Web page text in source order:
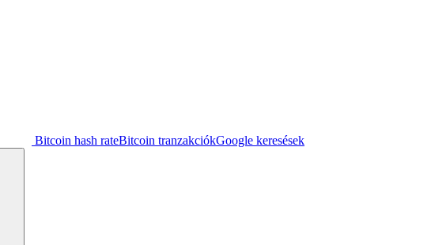
Bitcoin hash rateBitcoin tranzakciókGoogle keresések